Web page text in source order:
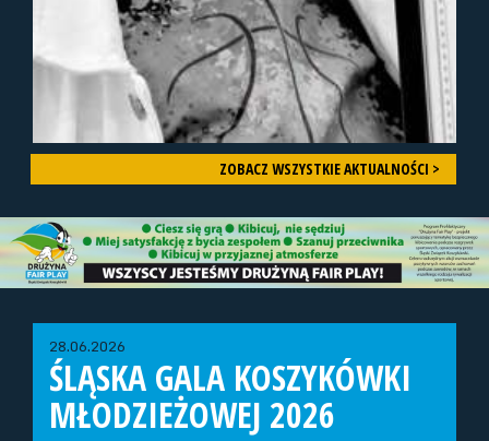
ZOBACZ WSZYSTKIE AKTUALNOŚCI >
28.06.2026
ŚLĄSKA GALA KOSZYKÓWKI
MŁODZIEŻOWEJ 2026